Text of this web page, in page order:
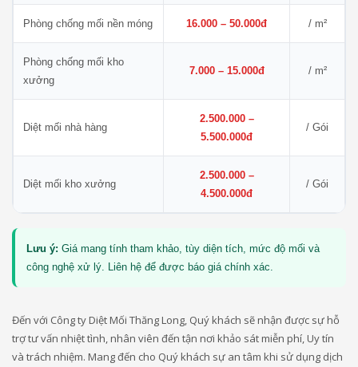
Phòng chống mối nền móng 16.000 – 50.000đ / m²
Phòng chống mối kho
xưởng
7.000 – 15.000đ / m²
Diệt mối nhà hàng
2.500.000 –
5.500.000đ
/ Gói
Diệt mối kho xưởng
2.500.000 –
4.500.000đ
/ Gói
Lưu ý: Giá mang tính tham khảo, tùy diện tích, mức độ mối và
công nghệ xử lý. Liên hệ để được báo giá chính xác.
Đến với Công ty Diệt Mối Thăng Long, Quý khách sẽ nhận được sự hỗ
trợ tư vấn nhiệt tình, nhân viên đến tận nơi khảo sát miễn phí, Uy tín
và trách nhiệm. Mang đến cho Quý khách sự an tâm khi sử dụng dịch